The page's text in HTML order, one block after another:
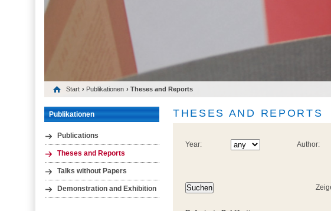
Start › Publikationen › Theses and Reports
Publikationen
Publications
Theses and Reports
Talks without Papers
Demonstration and Exhibition
THESES AND REPORTS
Year: Author: